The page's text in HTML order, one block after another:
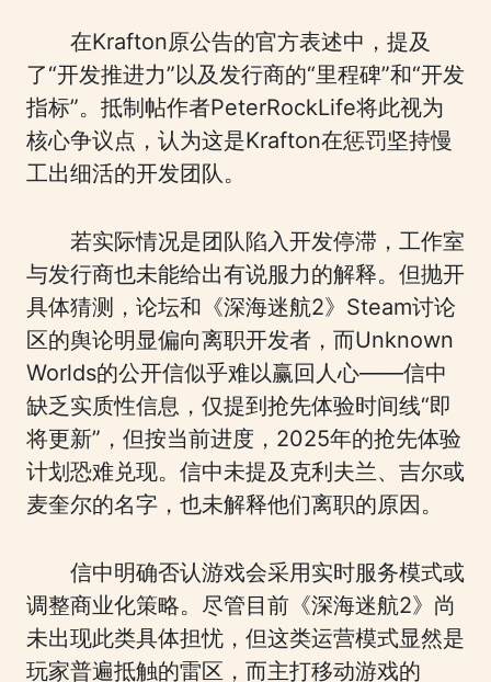
在Krafton原公告的官方表述中，提及
了“开发推进力”以及发行商的“里程碑”和“开发
指标”。抵制帖作者PeterRockLife将此视为
核心争议点，认为这是Krafton在惩罚坚持慢
工出细活的开发团队。
若实际情况是团队陷入开发停滞，工作室
与发行商也未能给出有说服力的解释。但抛开
具体猜测，论坛和《深海迷航2》Steam讨论
区的舆论明显偏向离职开发者，而Unknown
Worlds的公开信似乎难以赢回人心——信中
缺乏实质性信息，仅提到抢先体验时间线“即
将更新”，但按当前进度，2025年的抢先体验
计划恐难兑现。信中未提及克利夫兰、吉尔或
麦奎尔的名字，也未解释他们离职的原因。
信中明确否认游戏会采用实时服务模式或
调整商业化策略。尽管目前《深海迷航2》尚
未出现此类具体担忧，但这类运营模式显然是
玩家普遍抵触的雷区，而主打移动游戏的